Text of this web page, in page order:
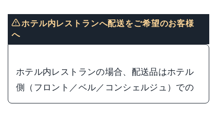
ホテル内レストランへ配送をご希望のお客様
へ
ホテル内レストランの場合、配送品はホテル
側（フロント／ベル／コンシェルジュ）での